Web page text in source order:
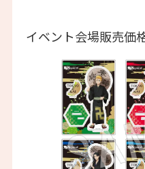
イベント会場販売価